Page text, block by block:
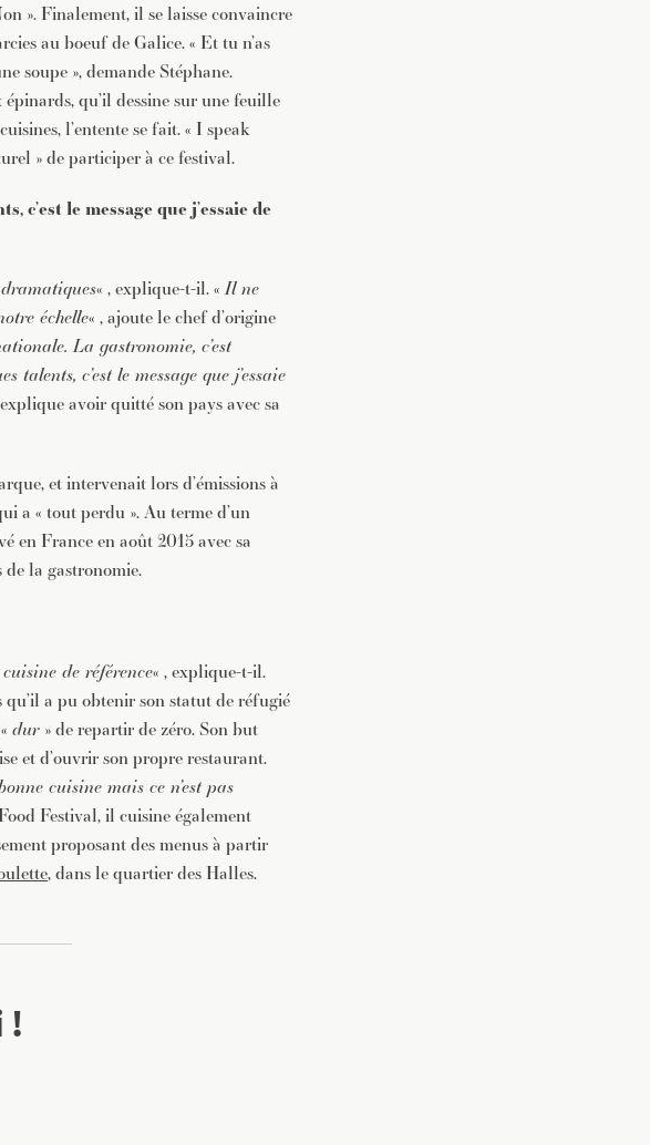
». Finalement, il se laisse convaincre
au boeuf de Galice. « Et tu n’as
soupe », demande Stéphane.
qu’il dessine sur une feuille
l’entente se fait. « I speak
» de participer à ce festival.
c’est le message que j’essaie de
« , explique-t-il. «Il ne
échelle« , ajoute le chef d’origine
La gastronomie, c’est
talents, c’est le message que j’essaie
avoir quitté son pays avec sa
et intervenait lors d’émissions à
a « tout perdu ». Au terme d’un
en France en août 2015 avec sa
de la gastronomie.
de référence« , explique-t-il.
a pu obtenir son statut de réfugié
dur » de repartir de zéro. Son but
et d’ouvrir son propre restaurant.
cuisine mais ce n’est pas
Festival, il cuisine également
proposant des menus à partir
, dans le quartier des Halles.
!